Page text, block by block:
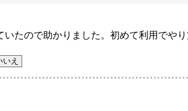
たので助かりました。初めて利用でや